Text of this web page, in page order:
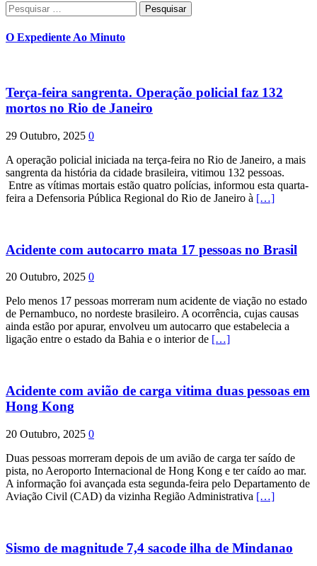
Pesquisar
por:
O Expediente Ao Minuto
Terça-feira sangrenta. Operação policial faz 132
mortos no Rio de Janeiro
29 Outubro, 2025 0
A operação policial iniciada na terça-feira no Rio de Janeiro, a mais
sangrenta da história da cidade brasileira, vitimou 132 pessoas.
Entre as vítimas mortais estão quatro polícias, informou esta quarta-
feira a Defensoria Pública Regional do Rio de Janeiro à […]
Acidente com autocarro mata 17 pessoas no Brasil
20 Outubro, 2025 0
Pelo menos 17 pessoas morreram num acidente de viação no estado
de Pernambuco, no nordeste brasileiro. A ocorrência, cujas causas
ainda estão por apurar, envolveu um autocarro que estabelecia a
ligação entre o estado da Bahia e o interior de […]
Acidente com avião de carga vitima duas pessoas em
Hong Kong
20 Outubro, 2025 0
Duas pessoas morreram depois de um avião de carga ter saído de
pista, no Aeroporto Internacional de Hong Kong e ter caído ao mar.
A informação foi avançada esta segunda-feira pelo Departamento de
Aviação Civil (CAD) da vizinha Região Administrativa […]
Sismo de magnitude 7,4 sacode ilha de Mindanao